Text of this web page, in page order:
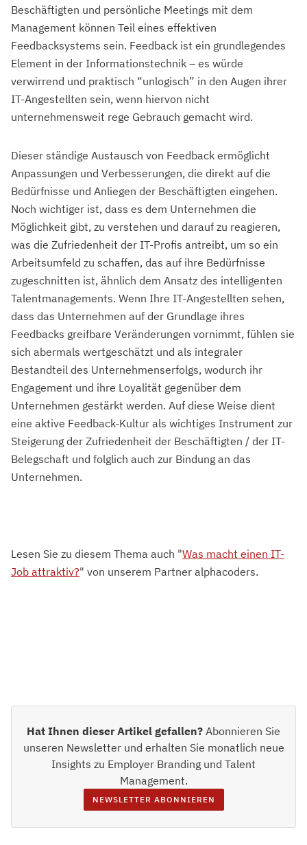
Beschäftigten und persönliche Meetings mit dem
Management können Teil eines effektiven
Feedbacksystems sein. Feedback ist ein grundlegendes
Element in der Informationstechnik – es würde
verwirrend und praktisch “unlogisch” in den Augen ihrer
IT-Angestellten sein, wenn hiervon nicht
unternehmensweit rege Gebrauch gemacht wird.
Dieser ständige Austausch von Feedback ermöglicht
Anpassungen und Verbesserungen, die direkt auf die
Bedürfnisse und Anliegen der Beschäftigten eingehen.
Noch wichtiger ist, dass es dem Unternehmen die
Möglichkeit gibt, zu verstehen und darauf zu reagieren,
was die Zufriedenheit der IT-Profis antreibt, um so ein
Arbeitsumfeld zu schaffen, das auf ihre Bedürfnisse
zugeschnitten ist, ähnlich dem Ansatz des intelligenten
Talentmanagements. Wenn Ihre IT-Angestellten sehen,
dass das Unternehmen auf der Grundlage ihres
Feedbacks greifbare Veränderungen vornimmt, fühlen sie
sich abermals wertgeschätzt und als integraler
Bestandteil des Unternehmenserfolgs, wodurch ihr
Engagement und ihre Loyalität gegenüber dem
Unternehmen gestärkt werden. Auf diese Weise dient
eine aktive Feedback-Kultur als wichtiges Instrument zur
Steigerung der Zufriedenheit der Beschäftigten / der IT-
Belegschaft und folglich auch zur Bindung an das
Unternehmen.
Lesen Sie zu diesem Thema auch "Was macht einen IT-
Job attraktiv?" von unserem Partner alphacoders.
Hat Ihnen dieser Artikel gefallen? Abonnieren Sie
unseren Newsletter und erhalten Sie monatlich neue
Insights zu Employer Branding und Talent
Management.
NEWSLETTER ABONNIEREN